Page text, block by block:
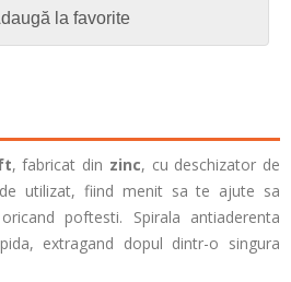
la favorite
, fabricat din zinc, cu deschizator de
utilizat, fiind menit sa te ajute sa
poftesti. Spirala antiaderenta
extragand dopul dintr-o singura